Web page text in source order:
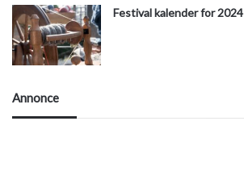
Festival kalender for 2024
Annonce